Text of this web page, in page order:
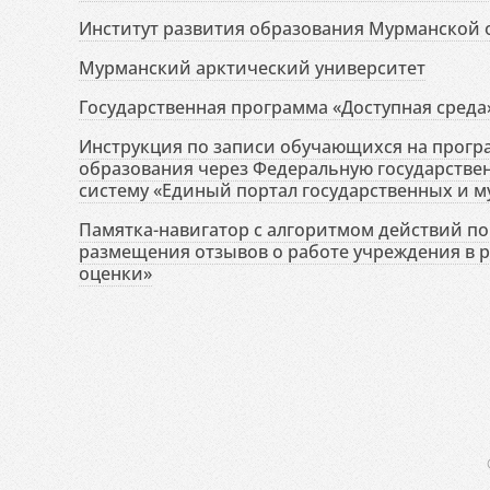
Институт развития образования Мурманской
Мурманский арктический университет
Государственная программа «Доступная
Инструкция по записи обучающихся на
образования через Федеральную
систему «Единый портал государственных и
Памятка-навигатор с алгоритмом действий
размещения отзывов о работе учреждения в
оценки»